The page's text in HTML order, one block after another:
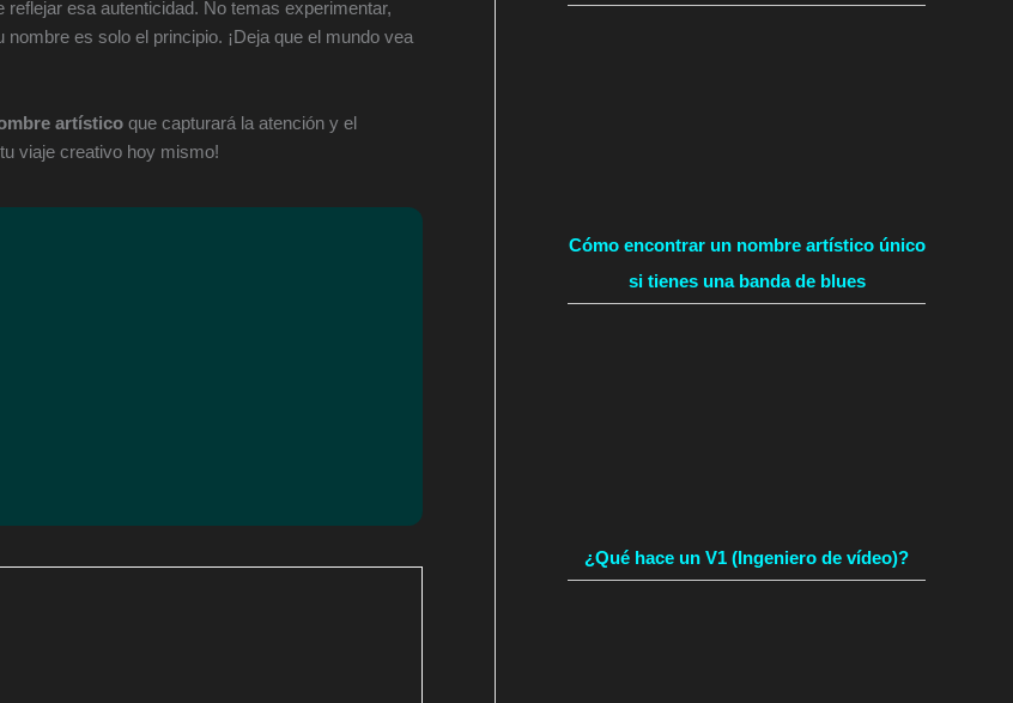
reflejar esa autenticidad. No temas experimentar,
es solo el principio. ¡Deja que el mundo vea
artístico que capturará la atención y el
viaje creativo hoy mismo!
Cómo encontrar un nombre artístico único
si tienes una banda de blues
¿Qué hace un V1 (Ingeniero de vídeo)?